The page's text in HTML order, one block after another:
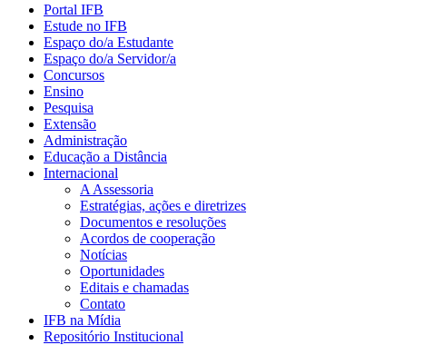
Portal IFB
Estude no IFB
Espaço do/a Estudante
Espaço do/a Servidor/a
Concursos
Ensino
Pesquisa
Extensão
Administração
Educação a Distância
Internacional
A Assessoria
Estratégias, ações e diretrizes
Documentos e resoluções
Acordos de cooperação
Notícias
Oportunidades
Editais e chamadas
Contato
IFB na Mídia
Repositório Institucional